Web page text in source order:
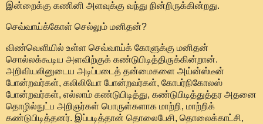
இன்றைக்கு கணினி அளவுக்கு வந்து நின்றிருக்கின்றது.
செவ்வாய்க்கோள் செல்லும் மனிதன்?
விண்வெளியில் உள்ள செவ்வாய்க் கோளுக்கு மனிதன்
சொல்லக்கூடிய அளவிற்குக் கண்டுபிடித்திருக்கின்றான்.
அறிவியலினுடைய அடிப்படைத் தன்மைகளை அய்ன்ஸ்டீன்
போன்றவர்கள், கலிலியோ போன்றவர்கள், கோபர்நிகோலஸ்
போன்றவர்கள், எல்லாம் கண்டுபிடித்து, கண்டுபிடித்துத்தர அதனை
தொழில்நுட்ப அறிஞர்கள் பொருள்களாக மாற்றி, மாற்றிக்
கண்டுபிடித்தனர். இப்படித்தான் தொலைபேசி, தொலைக்காட்சி,